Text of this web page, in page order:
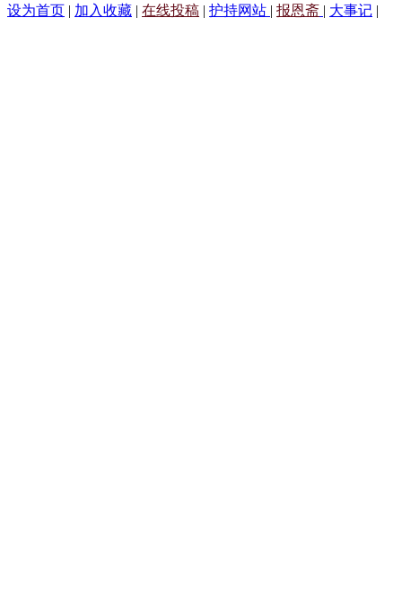
设为首页 | 加入收藏 | 在线投稿 | 护持网站 | 报恩斋 | 大事记 |